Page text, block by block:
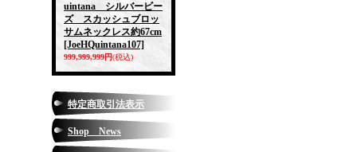
uintana シルバービー
ズ スカッシュブロッ
サムネックレス約67cm
[JoeHQuintana107]
999,999,999円(税込)
特定商取引法表示
Shop News